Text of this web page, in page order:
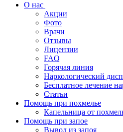
О нас
Акции
Фото
Врачи
Отзывы
Лицензии
FAQ
Горячая линия
Наркологический
Бесплатное лечение
Статьи
Помощь при похмелье
Капельница от
Помощь при запое
Вывод из запоя